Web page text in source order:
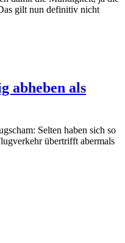
gilt nun definitiv nicht
abheben als
Selten haben sich so
übertrifft abermals